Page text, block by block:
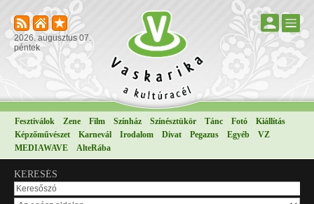
2026. augusztus 07.
péntek
Fesztiválok Zene Film Színház Színésztükör Tánc Fotó
Kiállítás
Képzőművészet
Karnevál Irodalom Divat Pegazus Egyéb
VZ
MEDIAWAVE
AlteRába
KERESÉS